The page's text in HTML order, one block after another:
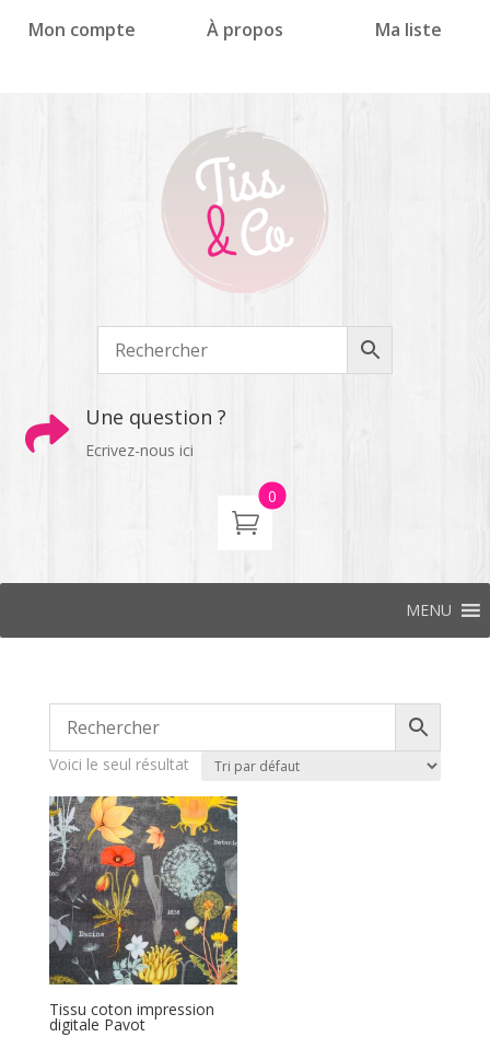
Mon compte À propos Ma liste
 Une question ?
Ecrivez-nous ici
0
MENU
Voici le seul résultat
Tissu coton impression
digitale Pavot